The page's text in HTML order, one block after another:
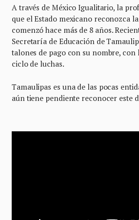
A través de México Igualitario, la
que el Estado mexicano reconozca
comenzó hace más de 8 años.
Secretaría de Educación de
talones de pago con su nombre,
ciclo de luchas.
Tamaulipas es una de las pocas
aún tiene pendiente reconocer este